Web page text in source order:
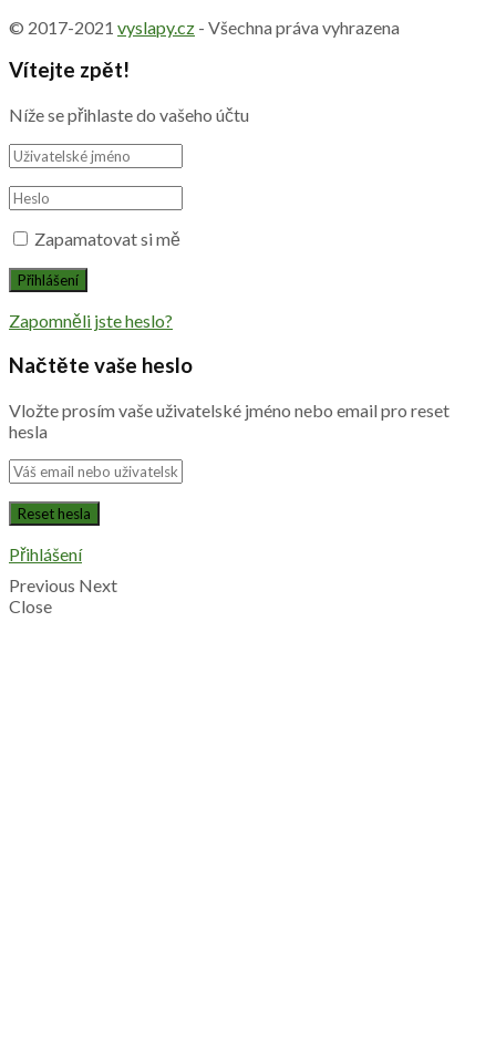
© 2017-2021 vyslapy.cz - Všechna práva vyhrazena
Vítejte zpět!
Níže se přihlaste do vašeho účtu
Zapamatovat si mě
Zapomněli jste heslo?
Načtěte vaše heslo
Vložte prosím vaše uživatelské jméno nebo email pro reset
hesla
Přihlášení
Previous Next
Close